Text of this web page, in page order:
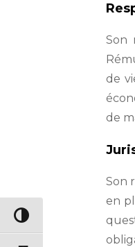
Passer en contraste
Son
de
de
Son
en